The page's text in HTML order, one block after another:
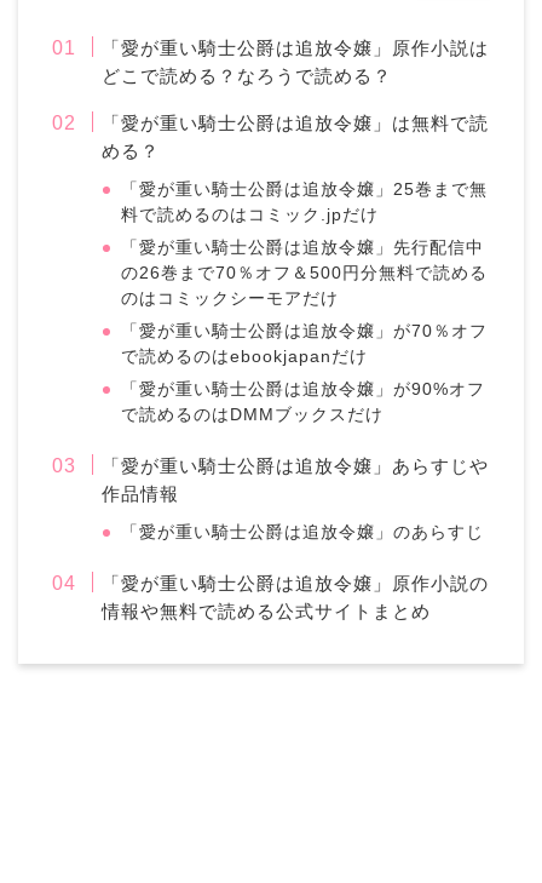
「愛が重い騎士公爵は追放令嬢」原作小説は
どこで読める？なろうで読める？
「愛が重い騎士公爵は追放令嬢」は無料で読
める？
「愛が重い騎士公爵は追放令嬢」25巻まで無
料で読めるのはコミック.jpだけ
「愛が重い騎士公爵は追放令嬢」先行配信中
の26巻まで70％オフ＆500円分無料で読める
のはコミックシーモアだけ
「愛が重い騎士公爵は追放令嬢」が70％オフ
で読めるのはebookjapanだけ
「愛が重い騎士公爵は追放令嬢」が90%オフ
で読めるのはDMMブックスだけ
「愛が重い騎士公爵は追放令嬢」あらすじや
作品情報
「愛が重い騎士公爵は追放令嬢」のあらすじ
「愛が重い騎士公爵は追放令嬢」原作小説の
情報や無料で読める公式サイトまとめ